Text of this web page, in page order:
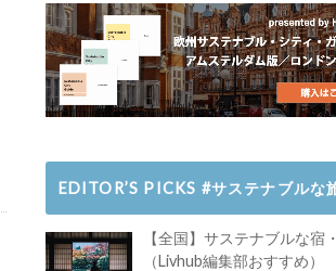
EDITOR’S PICKS #サステナブルな
【全国】サステナブルな宿
（Livhub編集部おすすめ）